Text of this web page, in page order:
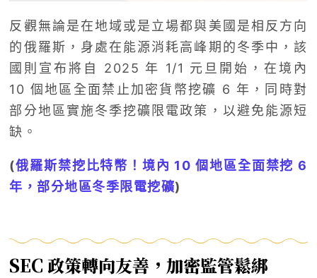
反觀無論是在地域或是立場都與美國是相反方向
的俄羅斯，身處在能源消耗高峰期的冬季中，該
國則宣布將自 2025 年 1/1 元旦開始，在境內
10 個地區全面禁止加密貨幣挖礦 6 年，同時對
部分地區實施冬季挖礦限電政策，以避免能源短
缺。
(俄羅斯禁挖比特幣！境內 10 個地區全面禁挖 6
年，部分地區冬季限電挖礦)
SEC 政策轉向友善，加密監管鬆綁